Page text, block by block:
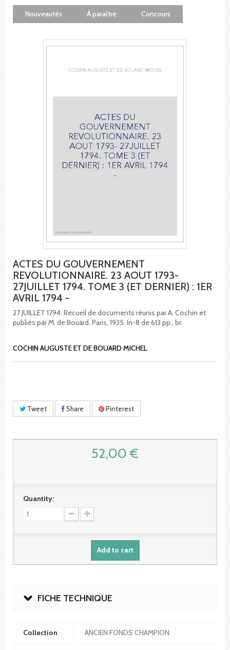
Nouveautés À paraître Concours
ACTES DU GOUVERNEMENT
REVOLUTIONNAIRE. 23 AOUT 1793-
27JUILLET 1794. TOME 3 (ET DERNIER) : 1ER
AVRIL 1794 -
27 JUILLET 1794. Recueil de documents réunis par A. Cochin et
publiés par M. de Bouärd. Paris, 1935. In-8 de 613 pp., br.
COCHIN AUGUSTE ET DE BOUARD MICHEL
Tweet Share Pinterest
52,00 €
Quantity:
Add to cart
FICHE TECHNIQUE
Collection ANCIEN FONDS CHAMPION